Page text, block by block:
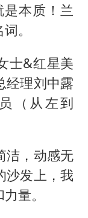
本质！兰
。
士&红星美
经理刘中露
（从左到
洁，动感无
沙发上，我
量。